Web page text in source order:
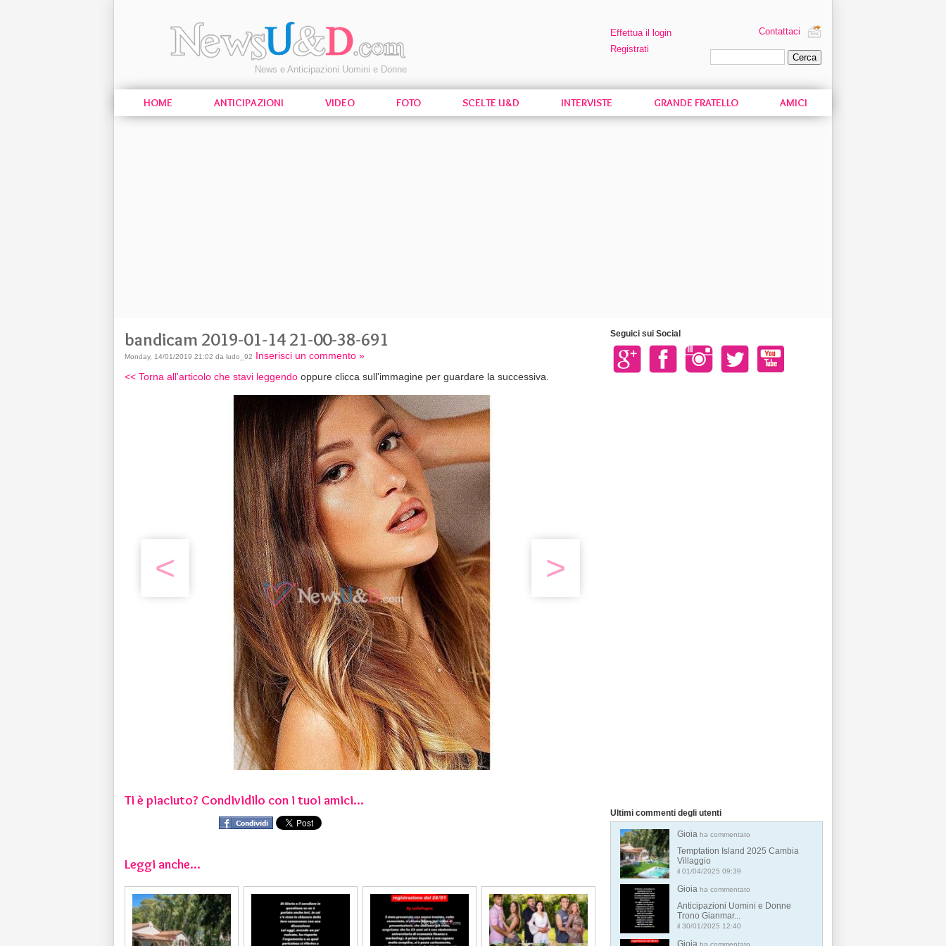
News e Anticipazioni Uomini e Donne
Effettua il login
Registrati
Contattaci
HOME ANTICIPAZIONI VIDEO FOTO SCELTE U&D INTERVISTE GRANDE FRATELLO AMICI
bandicam 2019-01-14 21-00-38-691
Monday, 14/01/2019 21:02 da ludo_92 Inserisci un commento »
<< Torna all'articolo che stavi leggendo oppure clicca sull'immagine per guardare la successiva.
< >
Ti è piaciuto? Condividilo con i tuoi amici...
Leggi anche...
Seguici sui Social
Ultimi commenti degli utenti
Gioia ha commentato
Temptation Island 2025 Cambia
Villaggio
il 01/04/2025 09:39
Gioia ha commentato
Anticipazioni Uomini e Donne
Trono Gianmar...
il 30/01/2025 12:40
Gioia ha commentato